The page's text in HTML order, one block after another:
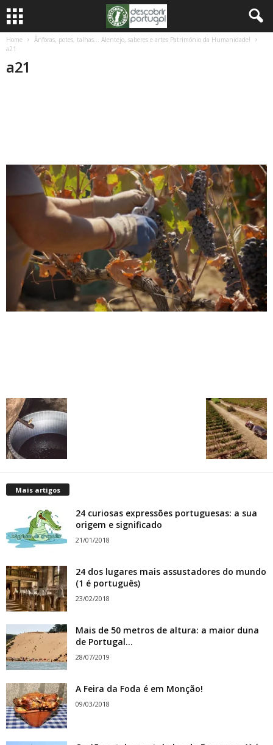
Home
Ânforas, potes, talhas… Alentejo, saberes e artes Património da Humanidade!
a21
a21
Mais artigos
24 curiosas expressões portuguesas: a sua
origem e significado
21/01/2018
24 dos lugares mais assustadores do mundo
(1 é português)
23/02/2018
Mais de 50 metros de altura: a maior duna
de Portugal...
28/07/2019
A Feira da Foda é em Monção!
09/03/2018